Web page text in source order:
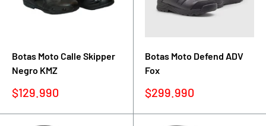
Botas Moto Calle Skipper
Negro KMZ
Precio
venta
$129.990
Botas Moto Defend ADV
Fox
Precio
venta
$299.990